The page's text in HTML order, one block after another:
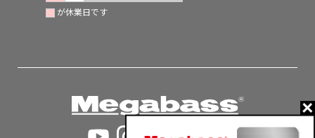
が休業日です